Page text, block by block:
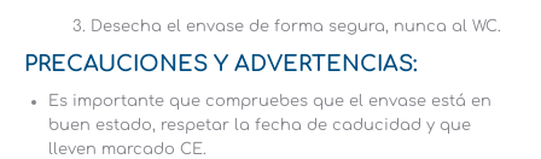
3. Desecha el envase de forma segura, nunca al WC.
PRECAUCIONES Y ADVERTENCIAS:
Es importante que compruebes que el envase está en
buen estado, respetar la fecha de caducidad y que
lleven marcado CE.